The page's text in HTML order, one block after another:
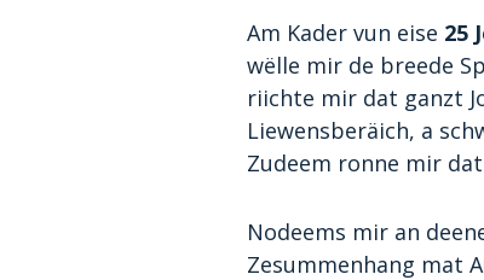
Am Kader vun eise 25
wëlle mir de breede
riichte mir dat ganzt
Liewensberäich, a
Zudeem ronne mir
Nodeems mir an
Zesummenhang mat